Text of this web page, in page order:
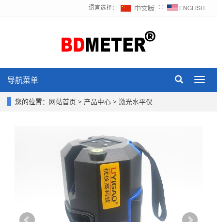
语言选择： ∷
导航菜单
您的位置： 网站首页 > 产品中心 > 激光水平仪